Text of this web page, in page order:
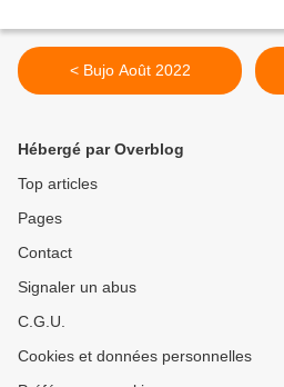
< Bujo Août 2022
Hébergé par Overblog
Top articles
Pages
Contact
Signaler un abus
C.G.U.
Cookies et données personnelles